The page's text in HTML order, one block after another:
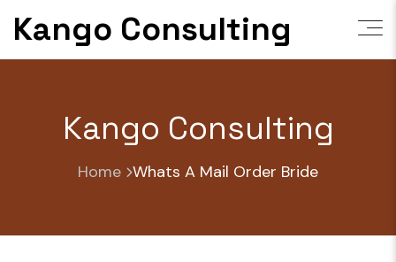
Kango Consulting
Kango Consulting
Home Whats A Mail Order Bride